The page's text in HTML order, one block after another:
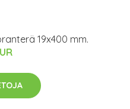
19x400 mm.